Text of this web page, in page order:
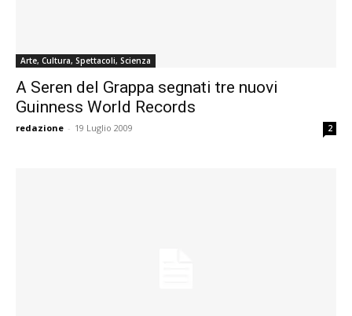
Arte, Cultura, Spettacoli, Scienza
A Seren del Grappa segnati tre nuovi
Guinness World Records
redazione - 19 Luglio 2009 2